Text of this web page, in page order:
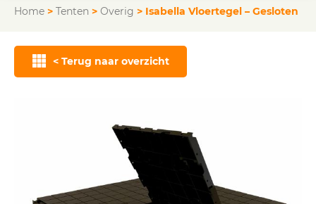
Home > Tenten > Overig > Isabella Vloertegel – Gesloten
< Terug naar overzicht